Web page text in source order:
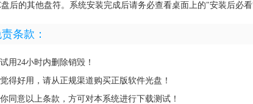
后的其他盘符。系统安装完成后请务必查看桌面上的"安装后必
条款：
用24小时内删除销毁！
得好用，请从正规渠道购买正版软件光盘！
同意以上条款，方可对本系统进行下载测试！